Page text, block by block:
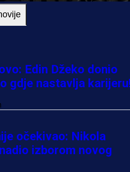
Edin Džeko donio
gdje nastavlja
očekivao: Nikola
izborom novog